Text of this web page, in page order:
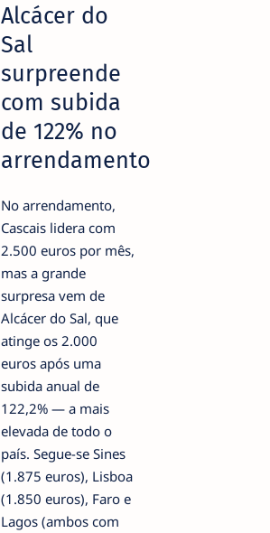
Alcácer do
Sal
surpreende
com subida
de 122% no
arrendamento
No arrendamento,
Cascais lidera com
2.500 euros por mês,
mas a grande
surpresa vem de
Alcácer do Sal, que
atinge os 2.000
euros após uma
subida anual de
122,2% — a mais
elevada de todo o
país. Segue-se Sines
(1.875 euros), Lisboa
(1.850 euros), Faro e
Lagos (ambos com